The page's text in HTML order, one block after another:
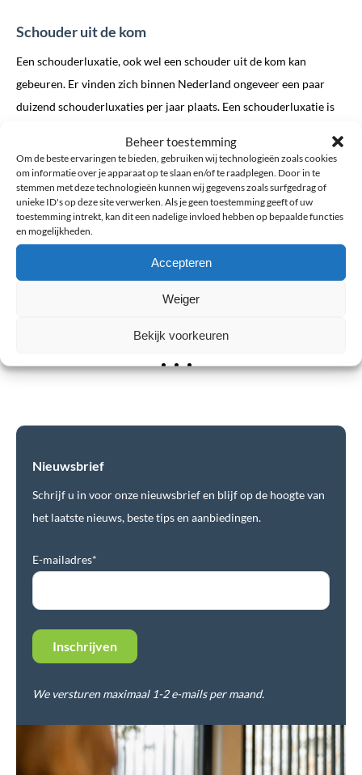
Beheer toestemming
Om de beste ervaringen te bieden, gebruiken wij technologieën zoals cookies
om informatie over je apparaat op te slaan en/of te raadplegen. Door in te
stemmen met deze technologieën kunnen wij gegevens zoals surfgedrag of
unieke ID's op deze site verwerken. Als je geen toestemming geeft of uw
toestemming intrekt, kan dit een nadelige invloed hebben op bepaalde functies
en mogelijkheden.
Accepteren
Weiger
Bekijk voorkeuren
Schouder uit de kom
Een schouderluxatie, ook wel een schouder uit de kom kan
gebeuren. Er vinden zich binnen Nederland ongeveer een paar
duizend schouderluxaties per jaar plaats. Een schouderluxatie is
maximale spanning uit elkaar wordt getrokken.
Het schoudergewricht, bestaat uit twee delen: een kop en een
kom. De kop bevindt zich netjes in de kom, hierdoor kan de
bovenarm draaien en roteren ten opzichte van de schouder en is
er veel bewegingsvrijheid mogelijk. Bij een schouderluxatie
bevindt de kop zich niet meer netjes in de kom. De kop is van de
kom afgegleden. De omliggende kapsels en banden kunnen
hierdoor beschadigd raken.
Nieuwsbrief
Schrijf u in voor onze nieuwsbrief en blijf op de hoogte van
het laatste nieuws, beste tips en aanbiedingen.
E-mailadres*
We versturen maximaal 1-2 e-mails per maand.